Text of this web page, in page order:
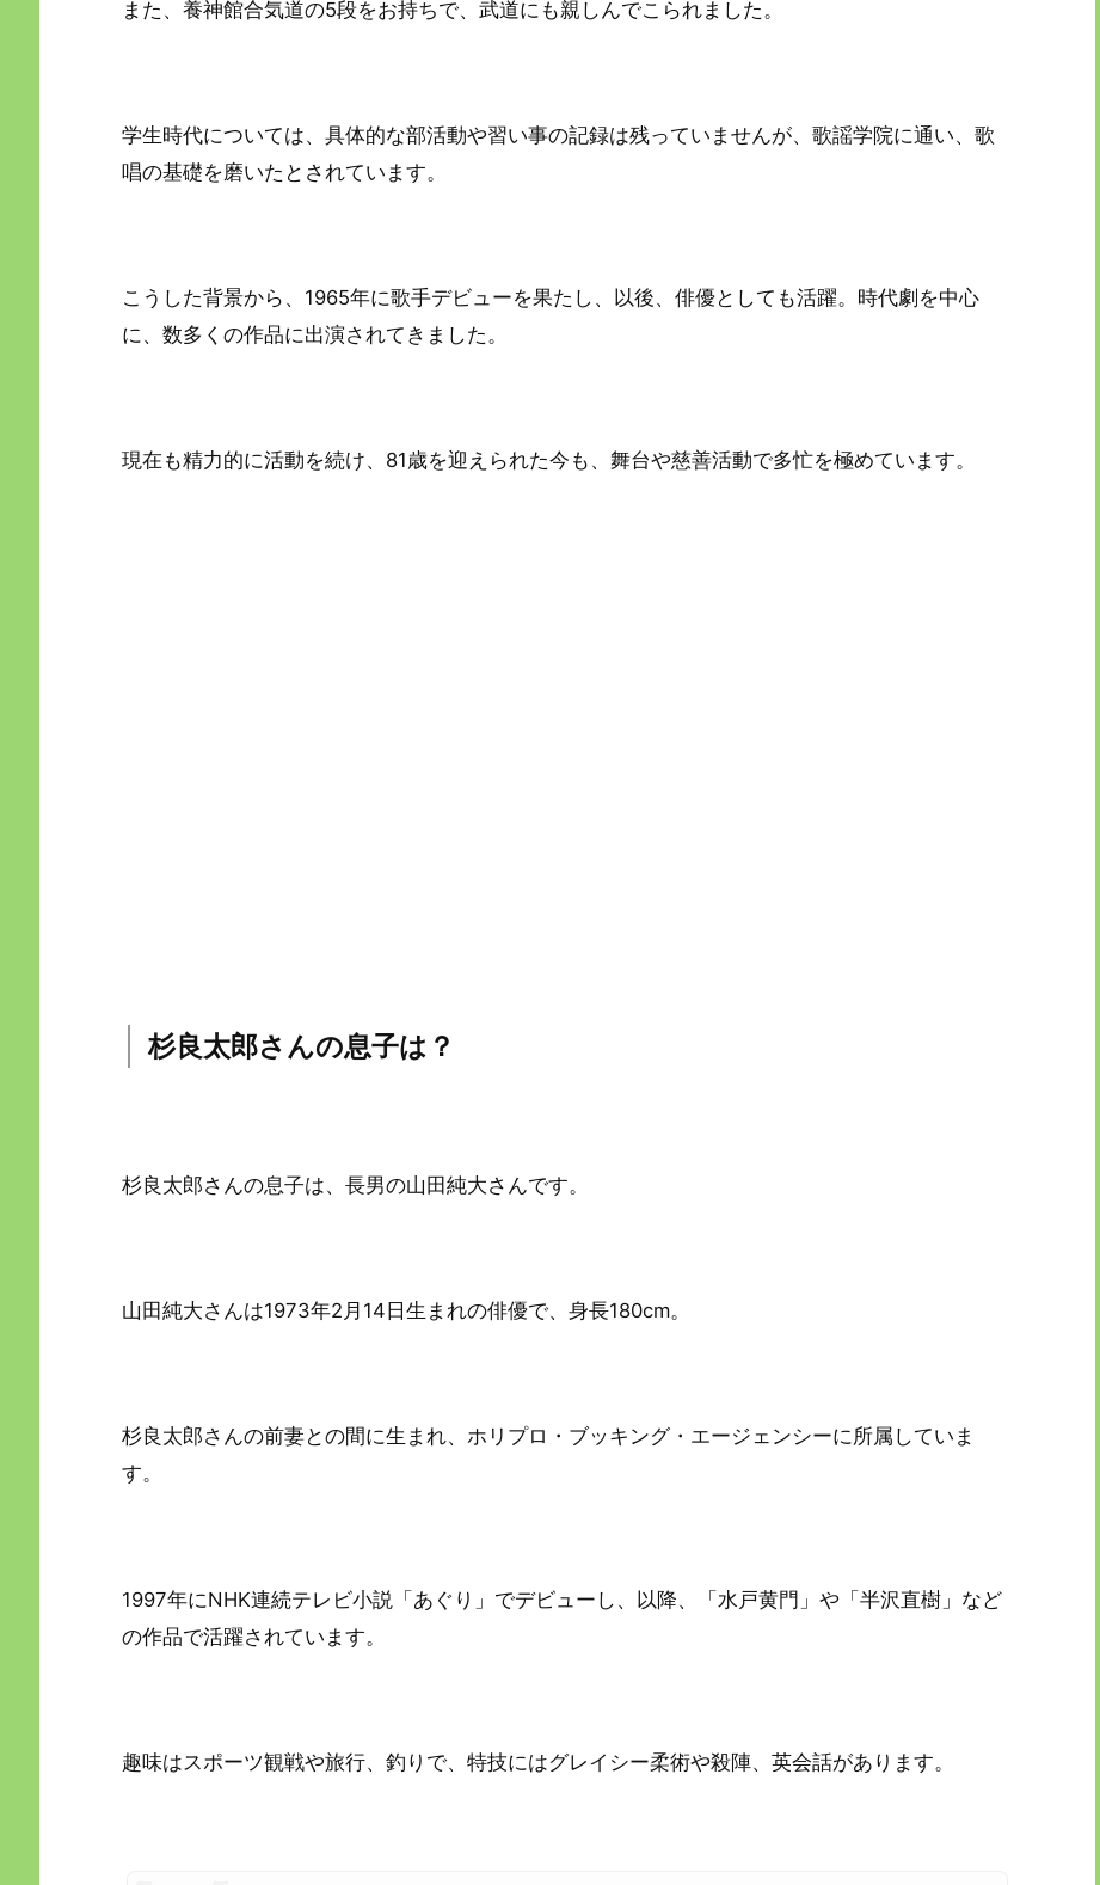
また、養神館合気道の5段をお持ちで、武道にも親しんでこられました。
学生時代については、具体的な部活動や習い事の記録は残っていませんが、歌謡学院に通い、歌
唱の基礎を磨いたとされています。
こうした背景から、1965年に歌手デビューを果たし、以後、俳優としても活躍。時代劇を中心
に、数多くの作品に出演されてきました。
現在も精力的に活動を続け、81歳を迎えられた今も、舞台や慈善活動で多忙を極めています。
杉良太郎さんの息子は？
杉良太郎さんの息子は、長男の山田純大さんです。
山田純大さんは1973年2月14日生まれの俳優で、身長180cm。
杉良太郎さんの前妻との間に生まれ、ホリプロ・ブッキング・エージェンシーに所属していま
す。
1997年にNHK連続テレビ小説「あぐり」でデビューし、以降、「水戸黄門」や「半沢直樹」など
の作品で活躍されています。
趣味はスポーツ観戦や旅行、釣りで、特技にはグレイシー柔術や殺陣、英会話があります。